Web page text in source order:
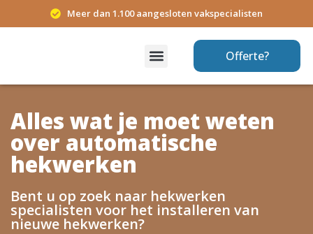
Meer dan 1.100 aangesloten vakspecialisten
Offerte?
Alles wat je moet weten
over automatische
hekwerken
Bent u op zoek naar hekwerken
specialisten voor het installeren van
nieuwe hekwerken?